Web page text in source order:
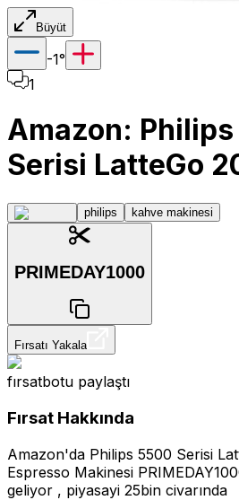
Büyüt
-1°
1
Amazon:
Serisi LatteGo
philips kahve makinesi
PRIMEDAY1000
Fırsatı Yakala
fırsatbotu paylaştı
Fırsat Hakkında
Amazon'da Philips 5500 Serisi
Espresso Makinesi
geliyor , piyasayi 25bin civarında